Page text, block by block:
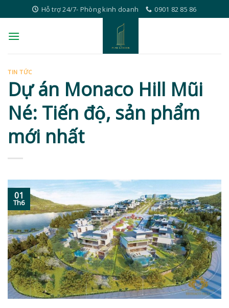
to
content
Hỗ trợ 24/7- Phòng kinh doanh 0901 82 85 86
TIN TỨC
Dự án Monaco Hill Mũi
Né: Tiến độ, sản phẩm
mới nhất
01
Th6